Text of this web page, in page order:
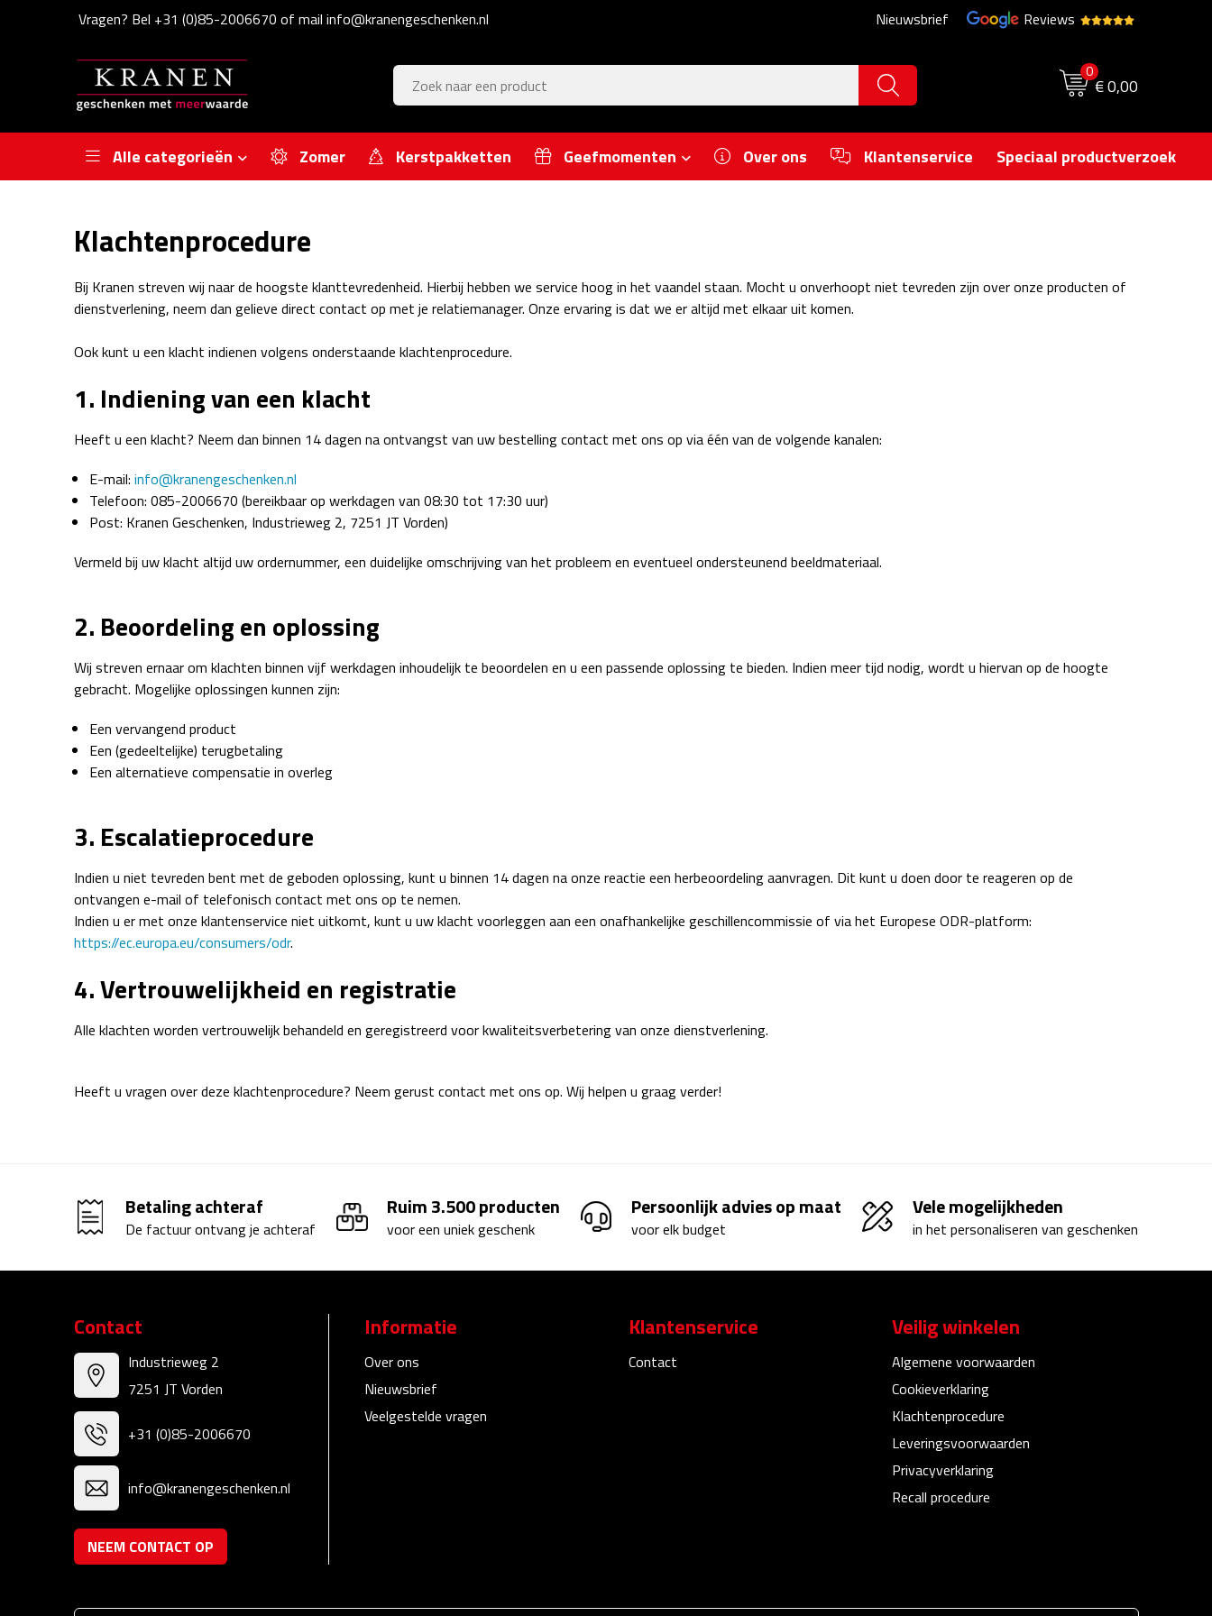
Vragen? Bel +31 (0)85-2006670 of mail info@kranengeschenken.nl Nieuwsbrief Reviews
0
€ 0,00
Alle categorieën Zomer Kerstpakketten Geefmomenten Over ons Klantenservice Speciaal productverzoek
Klachtenprocedure
Bij Kranen streven wij naar de hoogste klanttevredenheid. Hierbij hebben we service hoog in het vaandel staan. Mocht u onverhoopt niet tevreden zijn over onze producten of
dienstverlening, neem dan gelieve direct contact op met je relatiemanager. Onze ervaring is dat we er altijd met elkaar uit komen.
Ook kunt u een klacht indienen volgens onderstaande klachtenprocedure.
1. Indiening van een klacht
Heeft u een klacht? Neem dan binnen 14 dagen na ontvangst van uw bestelling contact met ons op via één van de volgende kanalen:
E-mail:info@kranengeschenken.nl
Telefoon: 085-2006670 (bereikbaar op werkdagen van 08:30 tot 17:30 uur)
Post: Kranen Geschenken, Industrieweg 2, 7251 JT Vorden)
Vermeld bij uw klacht altijd uw ordernummer, een duidelijke omschrijving van het probleem en eventueel ondersteunend beeldmateriaal.
2. Beoordeling en oplossing
Wij streven ernaar om klachten binnen vijf werkdagen inhoudelijk te beoordelen en u een passende oplossing te bieden. Indien meer tijd nodig, wordt u hiervan op de hoogte
gebracht. Mogelijke oplossingen kunnen zijn:
Een vervangend product
Een (gedeeltelijke) terugbetaling
Een alternatieve compensatie in overleg
3. Escalatieprocedure
Indien u niet tevreden bent met de geboden oplossing, kunt u binnen 14 dagen na onze reactie een herbeoordeling aanvragen. Dit kunt u doen door te reageren op de
ontvangen e-mail of telefonisch contact met ons op te nemen.
Indien u er met onze klantenservice niet uitkomt, kunt u uw klacht voorleggen aan een onafhankelijke geschillencommissie of via het Europese ODR-platform:
https://ec.europa.eu/consumers/odr.
4. Vertrouwelijkheid en registratie
Alle klachten worden vertrouwelijk behandeld en geregistreerd voor kwaliteitsverbetering van onze dienstverlening.
Heeft u vragen over deze klachtenprocedure? Neem gerust contact met ons op. Wij helpen u graag verder!
Betaling achteraf
De factuur ontvang je achteraf
Ruim 3.500 producten
voor een uniek geschenk
Persoonlijk advies op maat
voor elk budget
Vele mogelijkheden
in het personaliseren van geschenken
Contact
Industrieweg 2
7251 JT Vorden
+31 (0)85-2006670
info@kranengeschenken.nl
NEEM CONTACT OP
Informatie
Over ons
Nieuwsbrief
Veelgestelde vragen
Klantenservice
Contact
Veilig winkelen
Algemene voorwaarden
Cookieverklaring
Klachtenprocedure
Leveringsvoorwaarden
Privacyverklaring
Recall procedure